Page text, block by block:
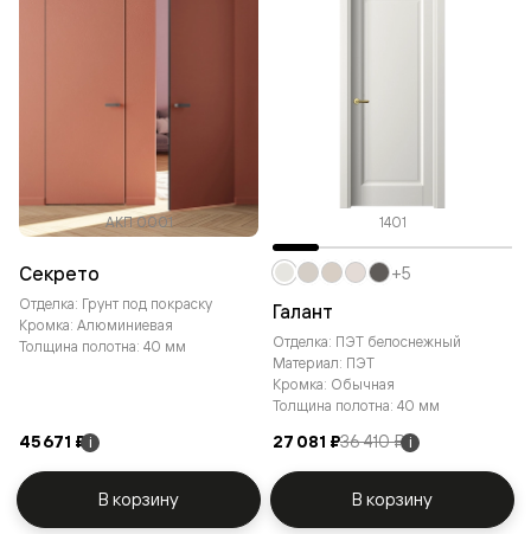
АКП 0001
Секрето
Отделка: Грунт под покраску
Кромка: Алюминиевая
Толщина полотна: 40 мм
45 671 ₽ i
В корзину
1401
Галант
Отделка: ПЭТ белоснежный
Материал: ПЭТ
Кромка: Обычная
Толщина полотна: 40 мм
27 081 ₽36 410 ₽ i
+5
В корзину